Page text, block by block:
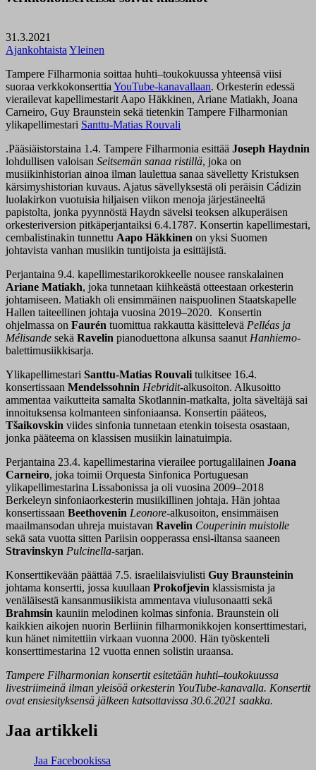
31.3.2021
AjankohtaistaYleinen
Tampere Filharmonia soittaa huhti–toukokuussa yhteensä viisi
suoraa verkkokonserttiaYouTube-kanavallaan. Orkesterin edessä
vierailevat kapellimestarit Aapo Häkkinen, Ariane Matiakh, Joana
Carneiro, Guy Braunstein sekä tietenkin Tampere Filharmonian
ylikapellimestari Santtu-Matias Rouvali
.Pääsiäistorstaina 1.4. Tampere Filharmonia esittää Joseph Haydnin
lohdullisen valoisan Seitsemän sanaa ristillä, joka on
musiikinhistorian ainoa ilman laulettua sanaa sävelletty Kristuksen
kärsimyshistorian kuvaus. Ajatus sävellyksestä oli peräisin Cádizin
luolakirkon vuotuisia hiljaisen viikon menoja järjestäneeltä
papistolta, jonka pyynnöstä Haydn sävelsi teoksen alkuperäisen
orkesteriversion pitkäperjantaiksi 6.4.1787. Konsertin kapellimestari,
cembalistinakin tunnettu Aapo Häkkinen on yksi Suomen
johtavista vanhan musiikin tuntijoista ja esittäjistä.
Perjantaina 9.4. kapellimestarikorokkeelle nousee ranskalainen
Ariane Matiakh, joka tunnetaan kiihkeästä otteestaan orkesterin
johtamiseen. Matiakh oli ensimmäinen naispuolinen Staatskapelle
Hallen taiteellinen johtaja vuosina 2019–2020. Konsertin
ohjelmassa on Faurén tuomittua rakkautta käsittelevä Pelléas ja
Mélisande sekä Ravelin pianoduettona alkunsa saanutHanhiemo-
balettimusiikkisarja.
Ylikapellimestari Santtu-Matias Rouvali tulkitsee 16.4.
konsertissaan Mendelssohnin Hebridit-alkusoiton. Alkusoitto
ammentaa vaikutteita samalta Skotlannin-matkalta, jolta säveltäjä sai
innoituksensa kolmanteen sinfoniaansa. Konsertin pääteos,
Tšaikovskin viides sinfonia tunnetaan etenkin toisesta osastaan,
jonka pääteema on klassisen musiikin lainatuimpia.
Perjantaina 23.4. kapellimestarina vierailee portugalilainen Joana
Carneiro, joka toimii Orquesta Sinfonica Portuguesan
ylikapellimestarina Lissabonissa ja oli vuosina 2009–2018
Berkeleyn sinfoniaorkesterin musiikillinen johtaja. Hän johtaa
konsertissaan Beethovenin Leonore-alkusoiton, ensimmäisen
maailmansodan uhreja muistavan Ravelin Couperinin muistolle
sekä sata vuotta sitten Pariisin oopperassa ensi-iltansa saaneen
Stravinskyn Pulcinella-sarjan.
Konserttikevään päättää 7.5. israelilaisviulisti Guy Braunsteinin
johtama konsertti, jossa kuullaan Prokofjevin klassismista ja
venäläisestä kansanmusiikista ammentava viulusonaatti sekä
Brahmsin kauniin melodinen kolmas sinfonia. Braunstein oli
kaikkien aikojen nuorin Berliinin filharmonikkojen konserttimestari,
kun hänet nimitettiin virkaan vuonna 2000. Hän työskenteli
konserttimestarina 12 vuotta ennen solistin uraansa.
Tampere Filharmonian konsertit esitetään huhti–toukokuussa
livestriimeinä ilman yleisöä orkesterin YouTube-kanavalla. Konsertit
ovat ensiesityksensä jälkeen katsottavissa 30.6.2021 saakka.
Jaa artikkeli
Jaa Facebookissa